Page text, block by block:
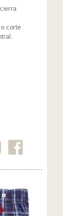
corte